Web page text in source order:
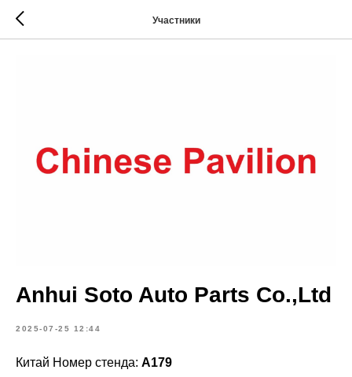
Участники
Anhui Soto Auto Parts Co.,Ltd
2025-07-25 12:44
Китай Номер стенда: A179